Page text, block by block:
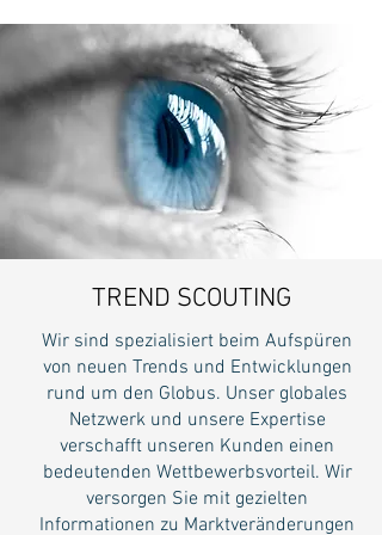
TREND SCOUTING
Wir sind spezialisiert beim Aufspüren
von neuen Trends und Entwicklungen
rund um den Globus. Unser globales
Netzwerk und unsere Expertise
verschafft unseren Kunden einen
bedeutenden Wettbewerbsvorteil. Wir
versorgen Sie mit gezielten
Informationen zu Marktveränderungen